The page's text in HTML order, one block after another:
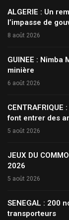
ALGERIE : Un
l’impasse de
8 août 2026
GUINEE :
minière
6 août 2026
font entrer des
5 août 2026
JEUX DU
2026
5 août 2026
SENEGAL : 200
transporteurs